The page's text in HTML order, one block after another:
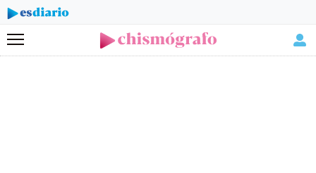
Menú